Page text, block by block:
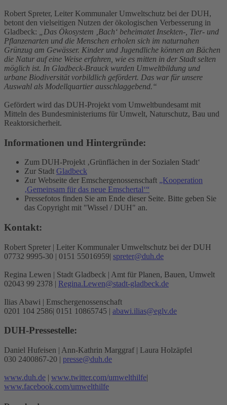
Robert Spreter, Leiter Kommunaler Umweltschutz bei der DUH,
betont den vielseitigen Nutzen der ökologischen Verbesserung in
Gladbeck:
„Das Ökosystem ‚Bach‘ beheimatet Insekten-, Tier- und
Pflanzenarten und die Menschen erholen sich im naturnahen
Grünzug am Gewässer. Kinder und Jugendliche können an Bächen
die Natur auf eine Weise erfahren, wie es mitten in der Stadt selten
möglich ist. In Gladbeck-Brauck wurden Umweltbildung und
urbane Biodiversität vorbildlich gefördert. Das war für unsere
Auswahl als Modellquartier ausschlaggebend.“
Gefördert wird das DUH-Projekt vom Umweltbundesamt mit
Mitteln des Bundesministeriums für Umwelt, Naturschutz, Bau und
Reaktorsicherheit.
Informationen und Hintergründe:
Zum DUH-Projekt ‚Grünflächen in der Sozialen Stadt‘
Zur Stadt Gladbeck
Zur Webseite der Emschergenossenschaft „Kooperation
‚Gemeinsam für das neue Emschertal‘“
Pressefotos finden Sie am Ende dieser Seite. Bitte geben Sie
das Copyright mit "Wissel / DUH" an.
Kontakt:
Robert Spreter | Leiter Kommunaler Umweltschutz bei der DUH
07732 9995-30 | 0151 55016959| spreter@duh.de
Regina Lewen | Stadt Gladbeck | Amt für Planen, Bauen, Umwelt
02043 99 2378 | Regina.Lewen@stadt-gladbeck.de
Ilias Abawi | Emschergenossenschaft
0201 104 2586| 0151 10865745 | abawi.ilias@eglv.de
DUH-Pressestelle:
Daniel Hufeisen | Ann-Kathrin Marggraf | Laura Holzäpfel
030 2400867-20 | presse@duh.de
www.duh.de | www.twitter.com/umwelthilfe|
www.facebook.com/umwelthilfe